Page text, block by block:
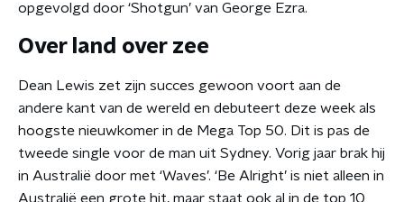
opgevolgd door ‘Shotgun’ van George Ezra.
Over land over zee
Dean Lewis zet zijn succes gewoon voort aan de
andere kant van de wereld en debuteert deze week als
hoogste nieuwkomer in de Mega Top 50. Dit is pas de
tweede single voor de man uit Sydney. Vorig jaar brak hij
in Australië door met ‘Waves’. ‘Be Alright’ is niet alleen in
Australië een grote hit, maar staat ook al in de top 10